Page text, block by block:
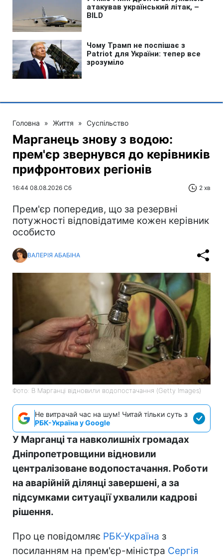
Головна » Життя » Суспільство
Марганець знову з водою:
прем'єр звернувся до керівників
прифронтових регіонів
16:44 08.08.2026 Сб 2 хв
Прем'єр попередив, що за резервні
потужності відповідатиме кожен керівник
особисто
ВАЛЕРІЯ АБАБІНА
Фото: В Марганці відновили водопостачання (Getty Images)
Не витрачай час на шум! Читай тільки суть з
РБК-Україна у Google
У Марганці та навколишніх громадах
Дніпропетровщини відновили
централізоване водопостачання. Роботи
на аварійній ділянці завершені, а за
підсумками ситуації ухвалили кадрові
рішення.
Про це повідомляє РБК-Україна з
посиланням на прем'єр-міністра Сергія